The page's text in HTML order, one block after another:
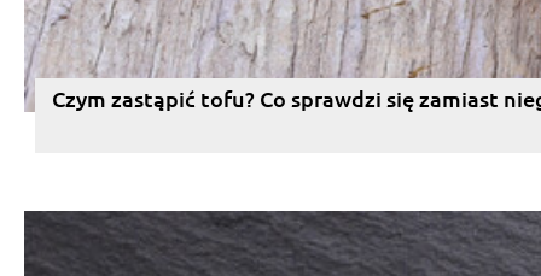
Czym zastąpić tofu? Co sprawdzi się zamiast